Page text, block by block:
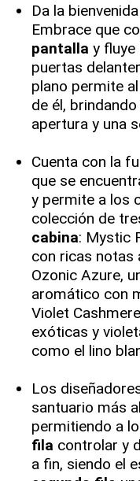
Da la
Embrace que
pantalla y fluye
puertas
plano permite
de él,
apertura y una
Cuenta con la
que se
y permite a los
colección de
cabina: Mystic
con ricas notas
Ozonic Azure,
aromático con
Violet
exóticas y
como el lino
Los
santuario más
permitiendo a
fila controlar y
a fin, siendo el